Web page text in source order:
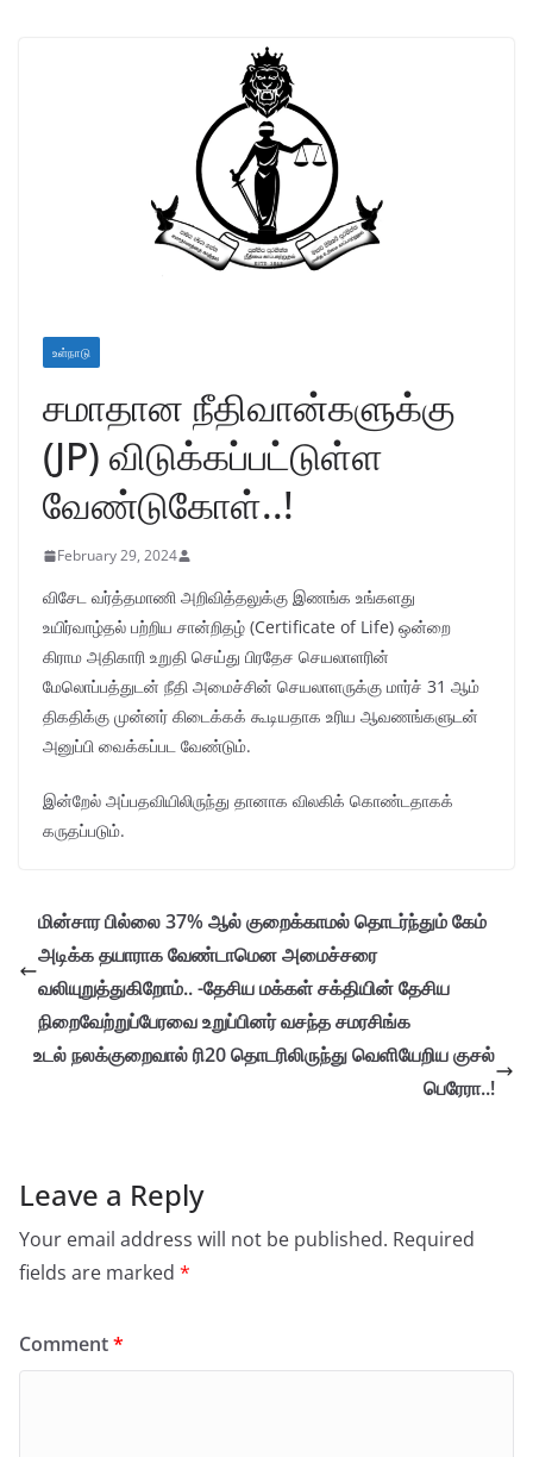
உள்நாடு
சமாதான நீதிவான்களுக்கு
(JP) விடுக்கப்பட்டுள்ள
வேண்டுகோள்..!
February 29, 2024
விசேட வர்த்தமாணி அறிவித்தலுக்கு இணங்க உங்களது
உயிர்வாழ்தல் பற்றிய சான்றிதழ் (Certificate of Life) ஒன்றை
கிராம அதிகாரி உறுதி செய்து பிரதேச செயலாளரின்
மேலொப்பத்துடன் நீதி அமைச்சின் செயலாளருக்கு மார்ச் 31 ஆம்
திகதிக்கு முன்னர் கிடைக்கக் கூடியதாக உரிய ஆவணங்களுடன்
அனுப்பி வைக்கப்பட வேண்டும்.
இன்றேல் அப்பதவியிலிருந்து தானாக விலகிக் கொண்டதாகக்
கருதப்படும்.
மின்சார பில்லை 37% ஆல் குறைக்காமல் தொடர்ந்தும் கேம்
அடிக்க தயாராக வேண்டாமென அமைச்சரை
வலியுறுத்துகிறோம்.. -தேசிய மக்கள் சக்தியின் தேசிய
நிறைவேற்றுப்பேரவை உறுப்பினர் வசந்த சமரசிங்க
உடல் நலக்குறைவால் ரி20 தொடரிலிருந்து வெளியேறிய குசல்
பெரேரா..!
Leave a Reply
Your email address will not be published. Required
fields are marked *
Comment*